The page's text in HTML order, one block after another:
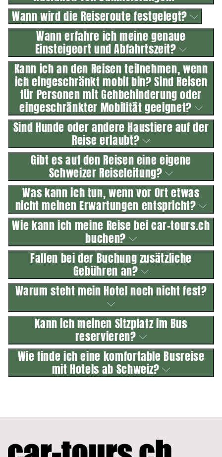
Wann wird die Reiseroute festgelegt?
Wann erfahre ich meine genaue
Einsteigeort und Abfahrtszeit?
Kann ich an den Reisen teilnehmen, wenn
ich eingeschränkt mobil bin? Sind Reisen
für Personen mit Gehbehinderung oder
eingeschränkter Mobilität geeignet?
Sind Hunde oder andere Haustiere auf der
Reise erlaubt?
Gibt es auf den Reisen eine eigene
Schweizer Reiseleitung?
Was kann ich tun, wenn vor Ort etwas
nicht meinen Erwartungen entspricht?
Wie kann ich meine Reise bei car-tours.ch
buchen?
Fallen bei der Buchung zusätzliche
Gebühren an?
Warum steht mein Hotel noch nicht fest?
Kann ich meinen Sitzplatz im Bus
reservieren?
Wie finde ich eine komfortable Busreise
mit Hotels ab Schweiz?